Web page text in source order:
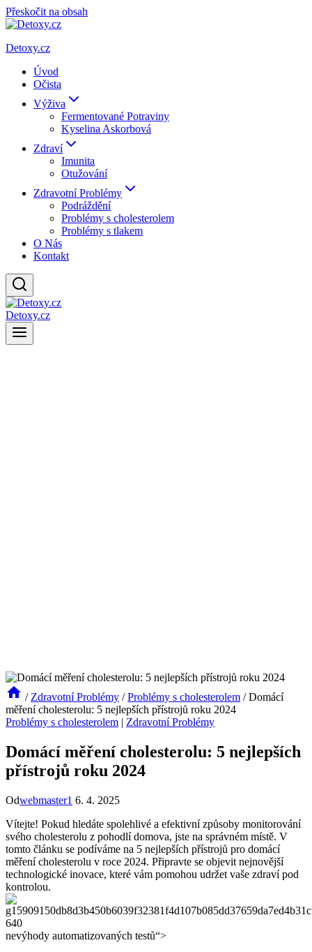
Přeskočit na obsah
Detoxy.cz
Úvod
Očista
Výživa
Fermentované Potraviny
Kyselina Askorbová
Zdraví
Imunita
Otužování
Zdravotní Problémy
Podráždění
Problémy s cholesterolem
Problémy s tlakem
O Nás
Kontakt
Detoxy.cz
/ Zdravotní Problémy / Problémy s cholesterolem / Domácí
měření cholesterolu: 5 nejlepších přístrojů roku 2024
Problémy s cholesterolem | Zdravotní Problémy
Domácí měření cholesterolu: 5 nejlepších
přístrojů roku 2024
Odwebmaster1 6. 4. 2025
Vítejte! Pokud hledáte spolehlivé a efektivní způsoby monitorování
svého cholesterolu z pohodlí domova, jste na správném místě. V
tomto článku se podíváme na 5 nejlepších přístrojů pro domácí
měření cholesterolu v roce 2024. Připravte se objevit nejnovější
technologické inovace, které vám pomohou udržet vaše zdraví pod
kontrolou.
nevýhody automatizovaných testů“>